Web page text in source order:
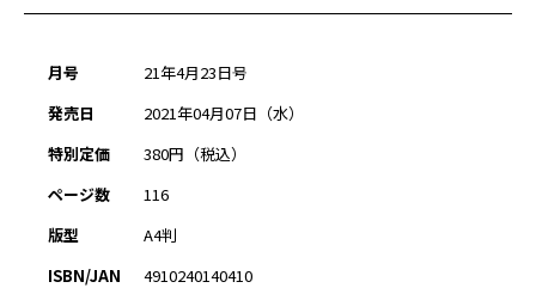
月号
21年4月23日号
発売日
2021年04月07日（水）
特別定価
380円（税込）
ページ数
116
版型
A4判
ISBN/JAN
4910240140410